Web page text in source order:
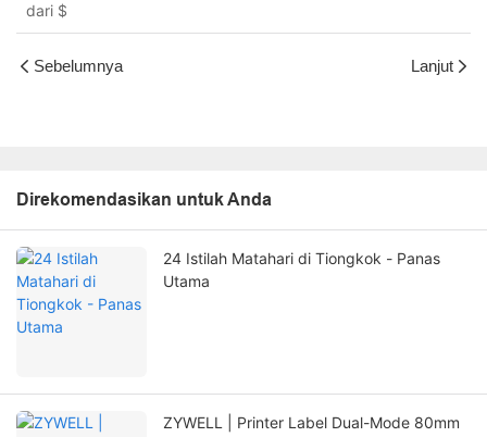
USB+RS232+LAN+BT
dari $
Sebelumnya Lanjut
Direkomendasikan untuk Anda
24 Istilah Matahari di Tiongkok - Panas
Utama
ZYWELL | Printer Label Dual-Mode 80mm